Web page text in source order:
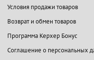
Условия продажи товаров
Возврат и обмен товаров
Программа Керхер Бонус
Соглашение о персональных